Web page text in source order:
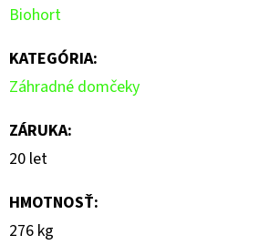
Biohort
KATEGÓRIA:
Záhradné domčeky
ZÁRUKA:
20 let
HMOTNOSŤ:
276 kg